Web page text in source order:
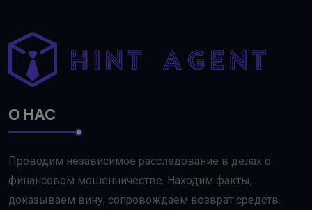
О НАС
Проводим независимое расследование в делах о
финансовом мошенничестве. Находим факты,
доказываем вину, сопровождаем возврат средств.